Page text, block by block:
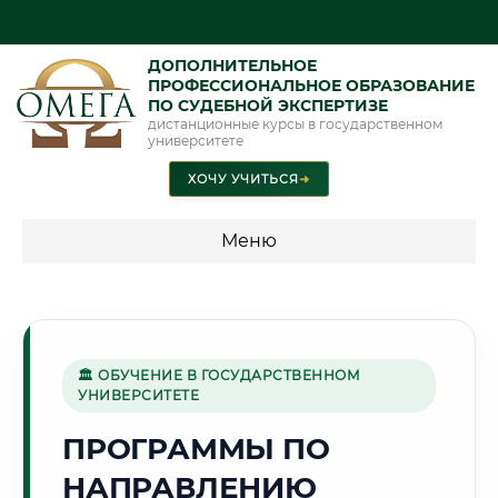
ДОПОЛНИТЕЛЬНОЕ
ПРОФЕССИОНАЛЬНОЕ ОБРАЗОВАНИЕ
ПО СУДЕБНОЙ ЭКСПЕРТИЗЕ
дистанционные курсы в государственном
университете
ХОЧУ УЧИТЬСЯ➜
Меню
специальности"
Стоимость по программам обучения "Судебная экспертиза"
Стоимость по программам обучения "Экспертиза"
🏛 ОБУЧЕНИЕ В ГОСУДАРСТВЕННОМ
УНИВЕРСИТЕТЕ
ПРОГРАММЫ ПО
НАПРАВЛЕНИЮ